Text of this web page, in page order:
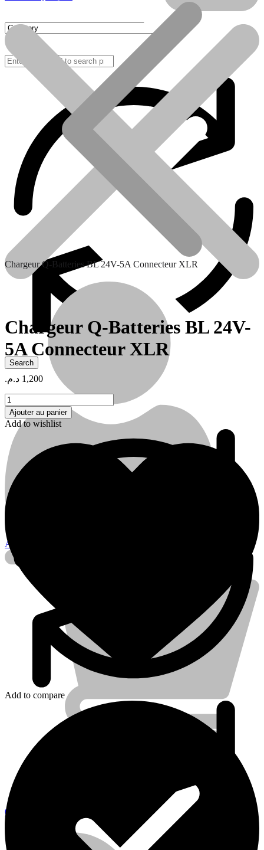
Contactez nous
Account
0
Chargeur Q-Batteries BL 24V-5A Connecteur XLR
Chargeur Q-Batteries BL 24V-
5A Connecteur XLR
1,200 د.م.
quantité
de
Chargeur
Q-
Batteries
BL
24V-
5A
Connecteur
XLR
Ajouter au panier
Add to wishlist
Add to compare